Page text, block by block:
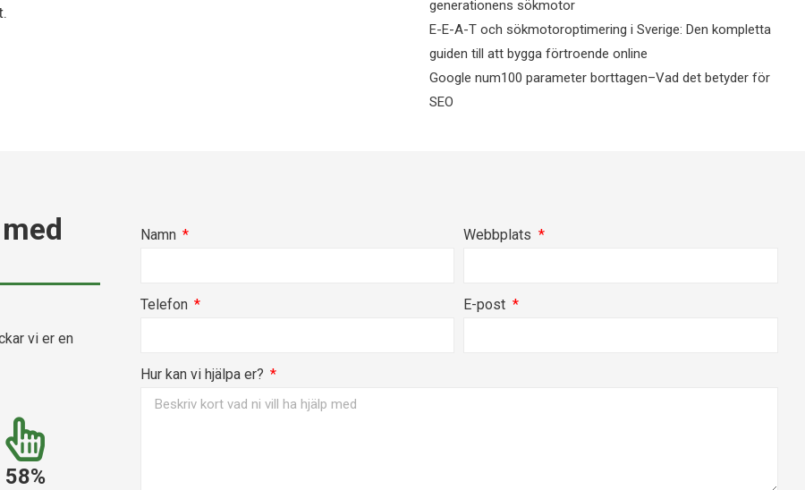
generationens sökmotor
E-E-A-T och sökmotoroptimering i Sverige: Den kompletta
guiden till att bygga förtroende online
Google num100 parameter borttagen–Vad det betyder för
SEO
vi er en
58%
Namn Webbplats
Telefon E-post
Hur kan vi hjälpa er?